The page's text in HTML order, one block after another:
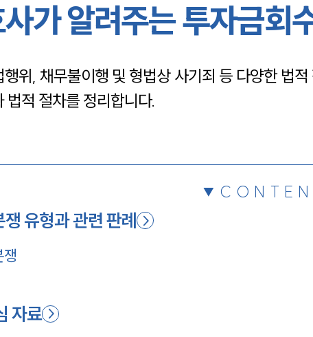
채용정보
가 알려주는 투자금회
위, 채무불이행 및 형법상 사기죄 등 다양한 법적
적 절차를 정리합니다.
유형과 관련 판례
자료